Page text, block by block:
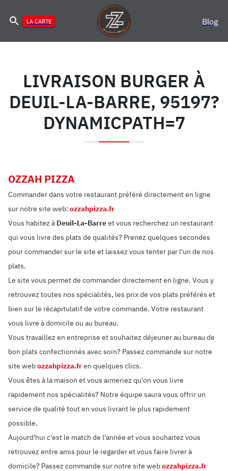
LA CARTE Blog
LIVRAISON BURGER À
DEUIL-LA-BARRE, 95197?
DYNAMICPATH=7
OZZAH PIZZA
Commander dans votre restaurant préféré directement en ligne
sur notre site web: ozzahpizza.fr
Vous habitez à Deuil-La-Barreet vous recherchez un restaurant
qui vous livre des plats de qualités? Prenez quelques secondes
pour commander sur le site et laissez vous tenter par l'un de nos
plats.
Le site vous permet de commander directement en ligne. Vous y
retrouvez toutes nos spécialités, les prix de vos plats préférés et
bien sur le récapitulatif de votre commande. Votre restaurant
vous livre à domicile ou au bureau.
Vous travaillez en entreprise et souhaitez déjeuner au bureau de
bon plats confectionnés avec soin? Passez commande sur notre
site webozzahpizza.fren quelques clics.
Vous êtes à la maison et vous aimeriez qu'on vous livre
rapidement nos spécialités? Notre équipe saura vous offrir un
service de qualité tout en vous livrant le plus rapidement
possible.
Aujourd'hui c'est le match de l'année et vous souhaitez vous
retrouvez entre amis pour le regarder et vous faire livrer à
domicile? Passez commande sur notre site webozzahpizza.fr